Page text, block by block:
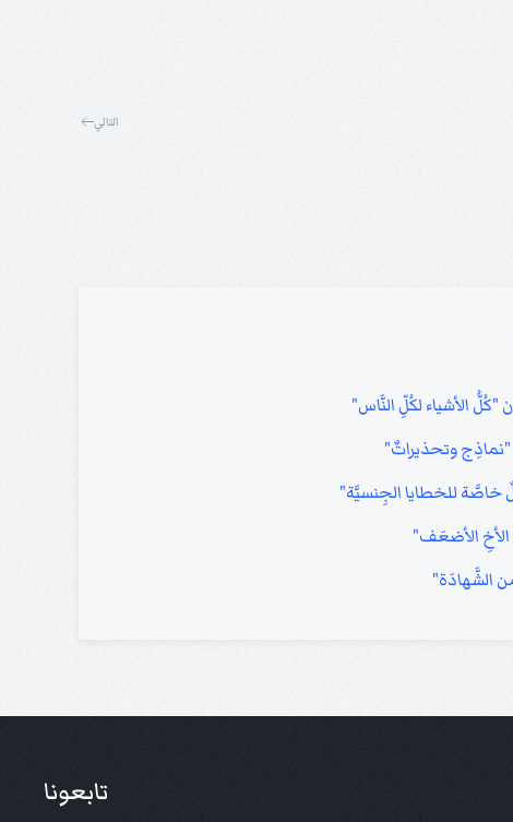
التالي
الأشياء لكُلِّ النَّاس"
"نماذِج وتحذيراتٌ"
خاصَّة للخطايا الجِنسيَّة"
الأضعَف"
الشَّهادَة"
تابعونا